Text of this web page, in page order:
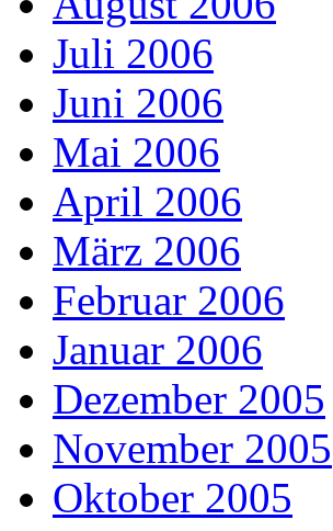
Juli 2006
Juni 2006
Mai 2006
April 2006
März 2006
Februar 2006
Januar 2006
Dezember 2005
November 2005
Oktober 2005